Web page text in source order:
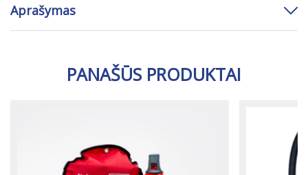
Aprašymas
PANAŠŪS PRODUKTAI